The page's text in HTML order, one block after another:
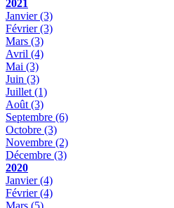
2021
Janvier(3)
Février(3)
Mars (3)
Avril (4)
Mai (3)
Juin (3)
Juillet (1)
Août (3)
Septembre (6)
Octobre (3)
Novembre (2)
Décembre (3)
2020
Janvier(4)
Février(4)